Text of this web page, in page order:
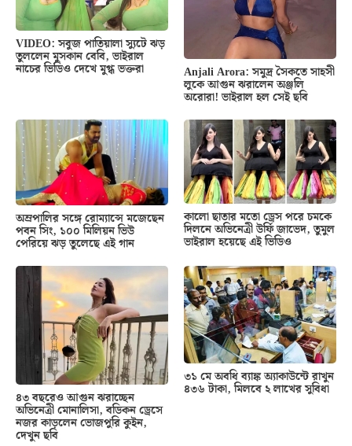
VIDEO: সবুজ পাতিয়ালা স্যুটে ঝড়
তুললেন মুসকান বেবি, ভাইরাল
নাচের ভিডিও দেখে মুগ্ধ ভক্তরা Anjali Arora: সমুদ্র সৈকতে সাহসী
লুকে আগুন ঝরালেন অঞ্জলি
অরোরা! ভাইরাল হল সেই ছবি
অম্রপালির সঙ্গে রোম্যান্সে মজেছেন
পবন সিং, ১০০ মিলিয়ন ভিউ
পেরিয়ে ঝড় তুলেছে এই গান
কালো ছাতার মতো ড্রেস পরে চমকে
দিলনে অভিনেত্রী উর্ফি জাভেদ, তুমুল
ভাইরাল হয়েছে এই ভিডিও
৪৩ বছরেও আগুন ঝরাচ্ছেন
অভিনেত্রী মোনালিসা, বডিকন ড্রেসে
নজর কাড়লেন ভোজপুরি কুইন,
দেখুন ছবি
৩১ মে অবধি ব্যাঙ্ক অ্যাকাউন্টে রাখুন
৪৩৬ টাকা, মিলবে ২ লাখের সুবিধা